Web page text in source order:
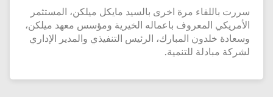
سررت باللقاء مرة اخرى بالسيد مايكل ميلكن، المستثمر
الأمريكي المعروف باعماله الخيرية ومؤسس معهد ميلكن،
وسعادة خلدون المبارك، الرئيس التنفيذي والمدير الإداري
لشركة مبادلة للتنمية.